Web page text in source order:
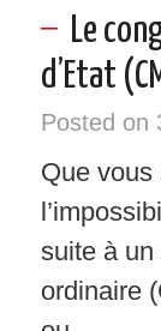
Le
d’Etat
Posted on
Que
suite à
ordinaire